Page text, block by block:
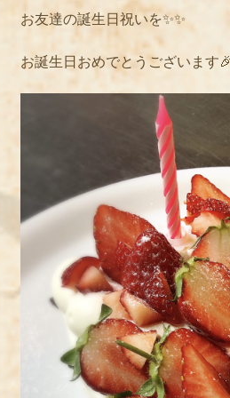
お友達の誕生日祝いを✨✨
お誕生日おめでとうございます